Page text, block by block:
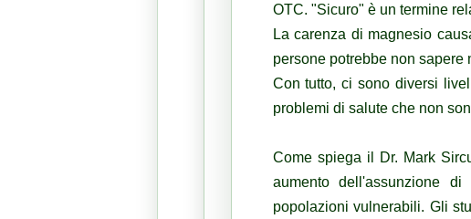
OTC. "Sicuro" è un termine
Lacarenza di magnesio
persone potrebbe non sapere
Con tutto, ci sono diversi
problemi di salute che non
Come spiega il Dr. Mark
aumento dell'assunzione
popolazioni vulnerabili. Gli